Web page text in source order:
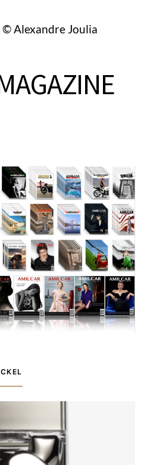
Alexandre Joulia